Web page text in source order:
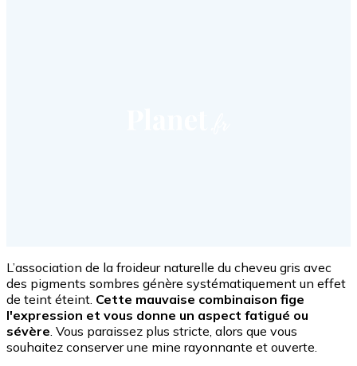
L’association de la froideur naturelle du cheveu gris avec
des pigments sombres génère systématiquement un effet
de teint éteint. Cette mauvaise combinaison fige
l'expression et vous donne un aspect fatigué ou
sévère . Vous paraissez plus stricte, alors que vous
souhaitez conserver une mine rayonnante et ouverte.